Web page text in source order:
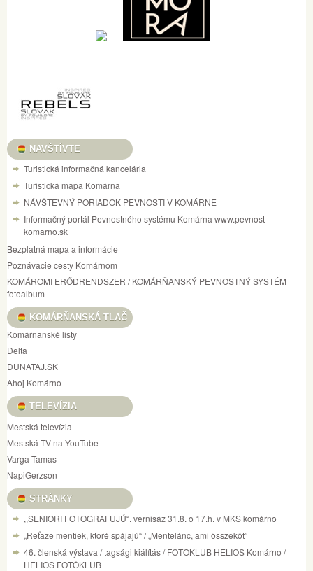
NAVŠTÍVTE
Turistická informačná kancelária
Turistická mapa Komárna
NÁVŠTEVNÝ PORIADOK PEVNOSTI V KOMÁRNE
Informačný portál Pevnostného systému Komárna www.pevnost-
komarno.sk
Bezplatná mapa a informácie
Poznávacie cesty Komárnom
KOMÁROMI ERŐDRENDSZER / KOMÁRŇANSKÝ PEVNOSTNÝ SYSTÉM
fotoalbum
KOMÁRŇANSKÁ TLAČ
Komárňanské listy
Delta
DUNATAJ.SK
Ahoj Komárno
TELEVÍZIA
Mestská televízia
Mestská TV na YouTube
Varga Tamas
NapiGerzson
STRÁNKY
,,SENIORI FOTOGRAFUJÚ“. vernisáž 31.8. o 17.h. v MKS komárno
„Reťaze mentiek, ktoré spájajú“ / „Mentelánc, ami összeköt”
46. členská výstava / tagsági kiálítás / FOTOKLUB HELIOS Komárno /
HELIOS FOTÓKLUB